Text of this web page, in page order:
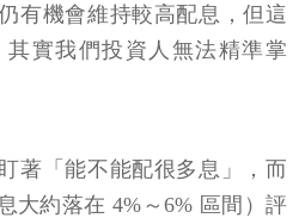
有機會維持較高配息，但這
實我們投資人無法精準掌
著「能不能配很多息」，而
大約落在 4%～6% 區間）評